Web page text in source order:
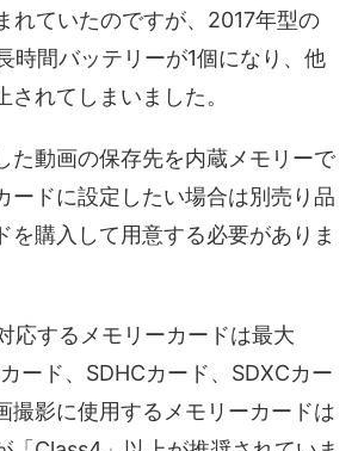
れていたのですが、2017年型の
時間バッテリーが1個になり、他
れてしまいました。
た動画の保存先を内蔵メモリーで
ードに設定したい場合は別売り品
を購入して用意する必要がありま
応するメモリーカードは最大
ード、SDHCカード、SDXCカー
撮影に使用するメモリーカードは